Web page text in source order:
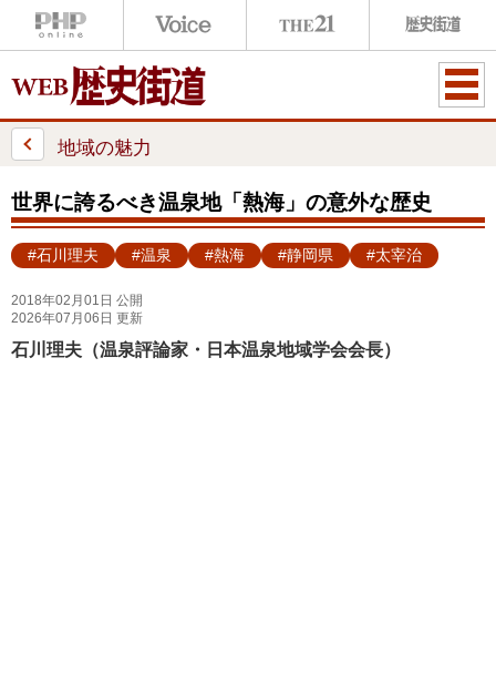
ME
地域の魅力
世界に誇るべき温泉地「熱海」の意外な歴史
#石川理夫 #温泉 #熱海 #静岡県 #太宰治
2018年02月01日 公開
2026年07月06日 更新
石川理夫（温泉評論家・日本温泉地域学会会長）